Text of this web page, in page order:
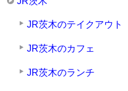
JR茨木のテイクアウト
JR茨木のカフェ
JR茨木のランチ